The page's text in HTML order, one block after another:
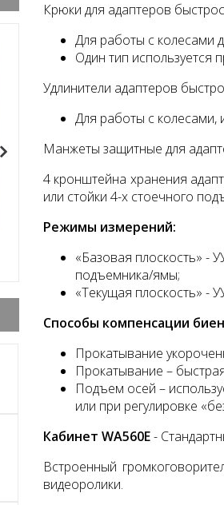
Крюки для адаптеров
Для работы с колесами
Один тип используется
Удлинители адаптеров
Для работы с
Манжеты защитные для
4 кронштейна хранения
или стойки 4-х стоечного
Режимы измерений:
«Базовая плоскость» -
подъемника/ямы;
«Текущая плоскость» -
Способы компенсации
Прокатывание
Прокатывание –
Подъем осей –
или при регулировке
Кабинет WA560E-
Встроенный
видеоролики.